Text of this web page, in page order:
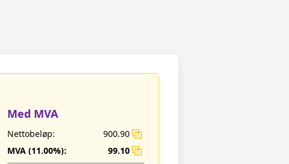
Med MVA
Nettobeløp:
900.90
MVA (11.00%): 99.10